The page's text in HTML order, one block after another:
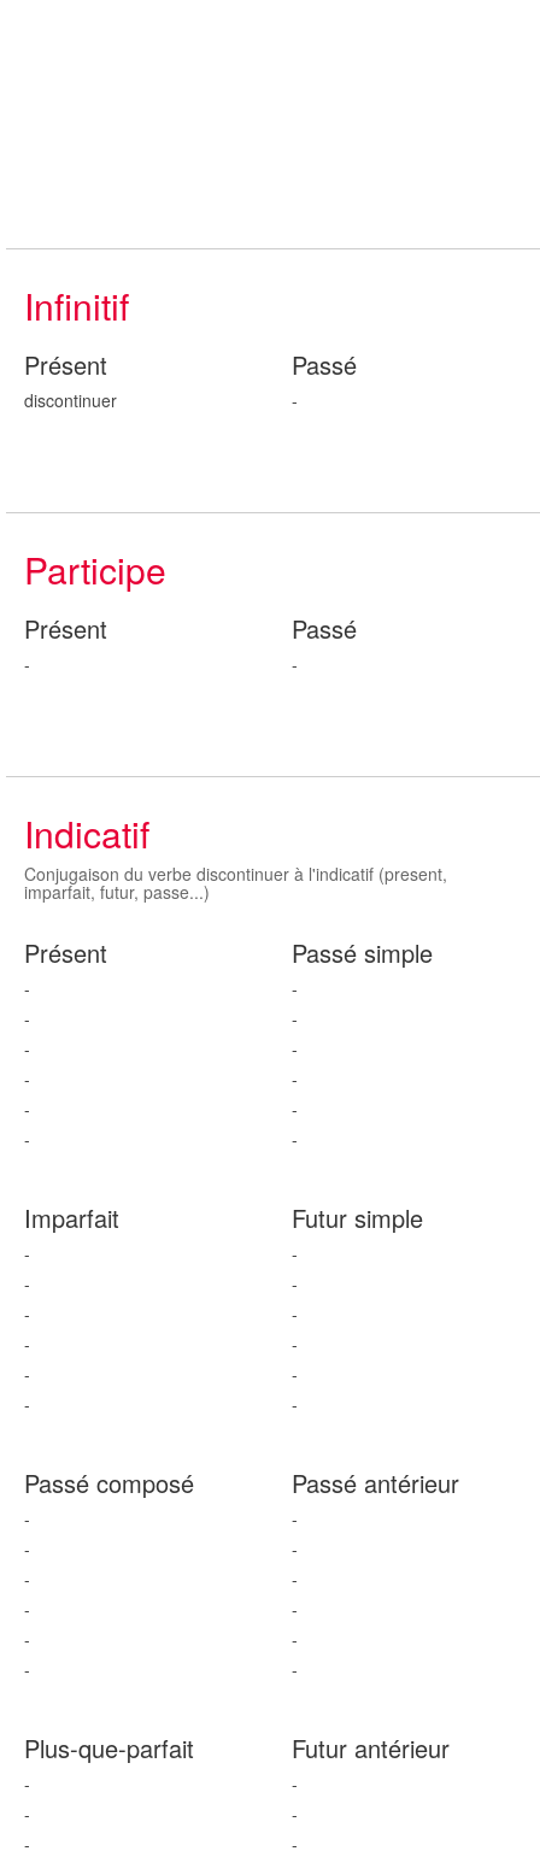
Infinitif
Présent
discontinuer
Passé
-
Participe
Présent
-
Passé
-
Indicatif
Conjugaison du verbe discontinuer à l'indicatif (present,
imparfait, futur, passe...)
Présent
-
-
-
-
-
-
Passé simple
-
-
-
-
-
-
Imparfait
-
-
-
-
-
-
Futur simple
-
-
-
-
-
-
Passé composé
-
-
-
-
-
-
Passé antérieur
-
-
-
-
-
-
Plus-que-parfait
-
-
-
Futur antérieur
-
-
-